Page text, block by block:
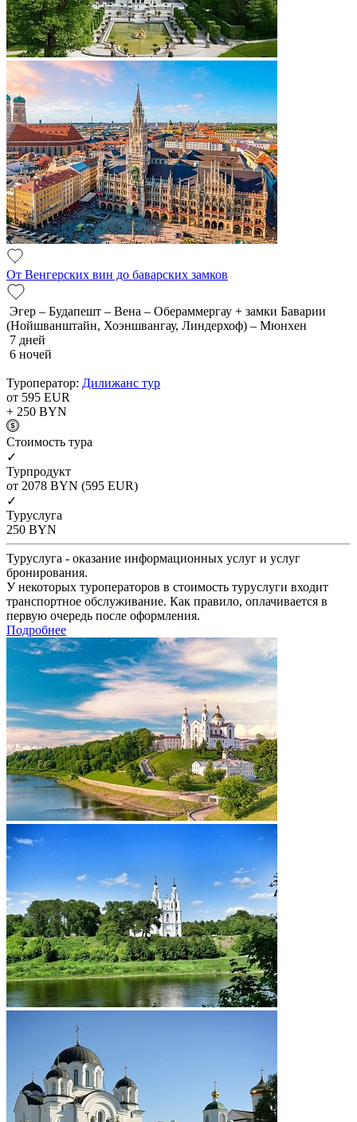
От Венгерских вин до баварских замков
Эгер – Будапешт – Вена – Обераммергау + замки Баварии
(Нойшванштайн, Хоэншвангау, Линдерхоф) – Мюнхен
7 дней
6 ночей
Туроператор: Дилижанс тур
от 595 EUR
+ 250 BYN
Cтоимость тура
✓
Турпродукт
от 2078 BYN (595 EUR)
✓
Туруслуга
250 BYN
Туруслуга - оказание информационных услуг и услуг
бронирования.
У некоторых туроператоров в стоимость туруслуги входит
транспортное обслуживание. Как правило, оплачивается в
первую очередь после оформления.
Подробнее